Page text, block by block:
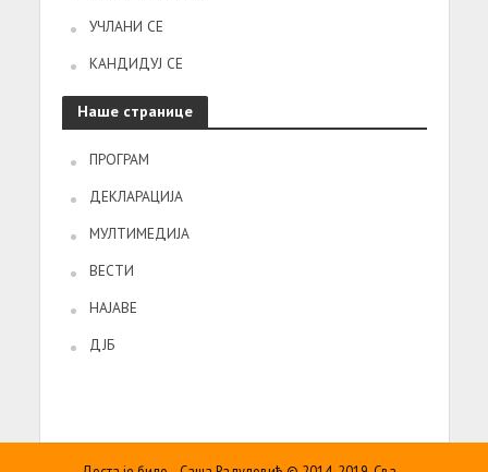
УЧЛАНИ СЕ
КАНДИДУЈ СЕ
Наше странице
ПРОГРАМ
ДЕКЛАРАЦИЈА
МУЛТИМЕДИЈА
ВЕСТИ
НАЈАВЕ
ДЈБ